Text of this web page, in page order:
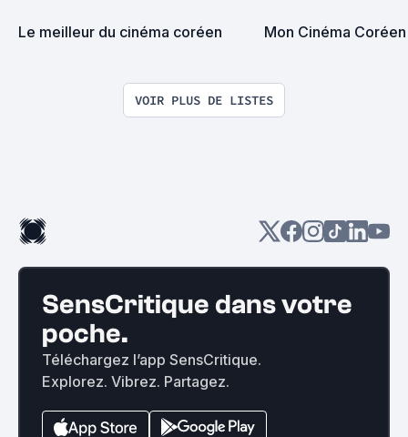
Le meilleur du cinéma coréen Mon Cinéma Coréen
VOIR PLUS DE LISTES
SensCritique dans votre
poche.
Téléchargez l’app SensCritique.
Explorez. Vibrez. Partagez.